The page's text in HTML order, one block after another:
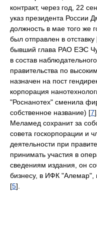
контракт, через год, 22
указ президента России
должность в мае того же
был отправлен в отставку
бывший глава РАО ЕЭС
в состав
правительства по
назначен на пост
корпорация
"Роснанотех" сменила
собственное название) [7
Меламед сохранит за
совета госкорпорации и
деятельности при
принимать участия в
сведениям издания, он
бизнесу, в ИФК "Алемар",
[5].